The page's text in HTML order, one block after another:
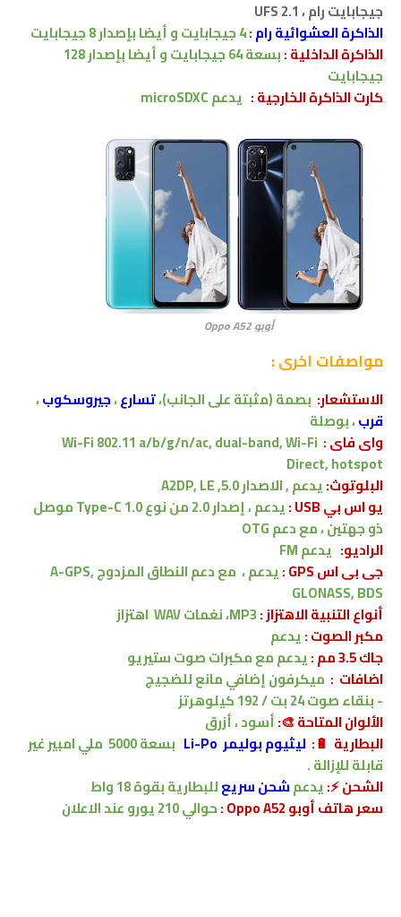
جيجابايت رام، UFS 2.1
الذاكرة العشوائية رام:
4جيجابايتو أيضا بإصدار 8 جيجابايت
الذاكرة الداخلية :بسعة 64 جيجابايت
و أيضا بإصدار 128
جيجابايت
كارت الذاكرة الخارجية : يدعمmicroSDXC
أوبو Oppo A52
مواصفات اخرى :
الاستشعار: بصمة(مثبتة على الجانب)،تسارع،جيروسكوب،
قرب،بوصلة
واى فاى : Wi-Fi 802.11 a/b/g/n/ac, dual-band, Wi-Fi
Direct, hotspot
البلوتوث:يدعم , الاصدار5.0, A2DP, LE
يو اس بي USB :
يدعم،
إصدار 2.0 من نوع Type-C 1.0 موصل
ذو جهتين ، مع دعم OTG
الراديو: يدعم FM
جى بى اس GPS :
يدعم ، مع دعمالنطاق المزدوجA-GPS,
GLONASS, BDS
أنواع التنبية الاهتزاز :
اهتزاز
مكبر الصوت :يدعم
جاك 3.5 مم :
يدعممع مكبرات صوت ستيريو
اضافات : ميكرفون إضافي مانع للضجيج
-بنقاءصوت 24 بت / 192 كيلوهرتز
الألوان المتاحة 🎨:أسود ، أزرق
البطارية 🔋: ليثيوم بوليمر Li-Po بسعة5000 ملي امبيرغير
قابلة للإزالة .
الشحن ⚡:يدعمشحن سريعللبطاريةبقوة 18 واط
سعر هاتف أوبو Oppo A52 :
حوالي 210 يورو عند الاعلان